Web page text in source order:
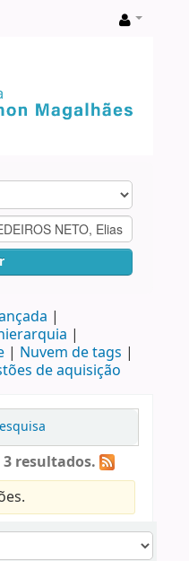
Nuvem de tags
de aquisição
resultados.